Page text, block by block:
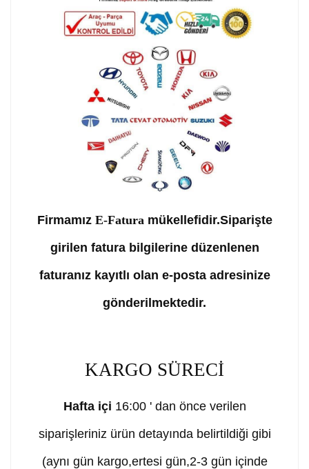
Firmamız E-Fatura mükellefidir.Siparişte
girilen fatura bilgilerine düzenlenen
faturanız kayıtlı olan e-posta adresinize
gönderilmektedir.
KARGO SÜRECİ
Hafta içi 16:00 ' dan önce verilen
siparişleriniz ürün detayında belirtildiği gibi
(aynı gün kargo,ertesi gün,2-3 gün içinde